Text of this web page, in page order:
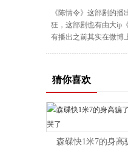
《陈情令》这部剧的
狂，这部剧也有由大ip
有播出之前其实在微博
猜你喜欢
森碟快1米7的身高